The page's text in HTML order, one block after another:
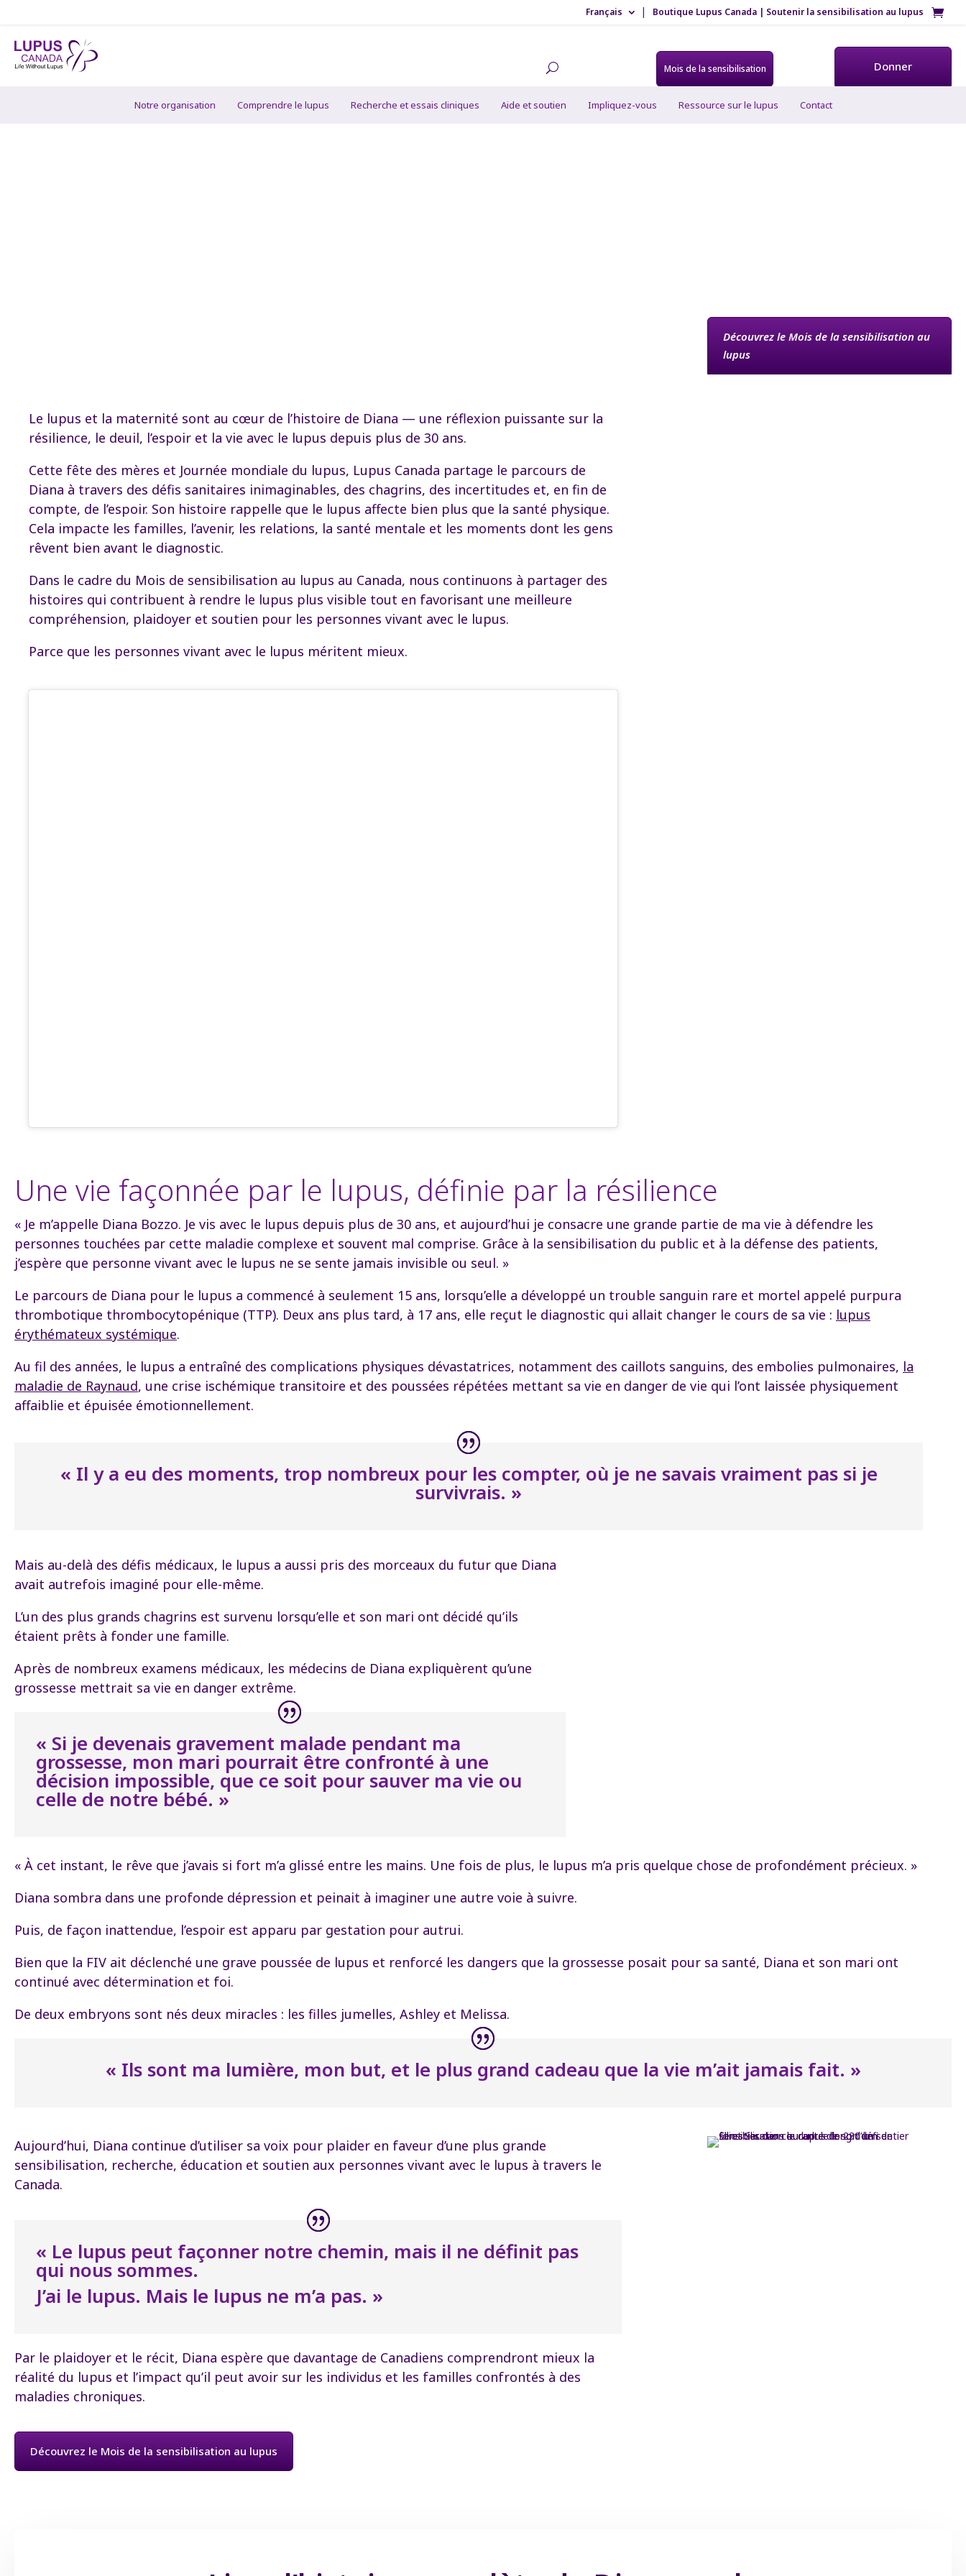
Français Boutique Lupus Canada | Soutenir la sensibilisation au lupus
Mois de la sensibilisation Donner
Notre organisation Comprendre le lupus Recherche et essais cliniques Aide et soutien Impliquez-vous Ressource sur le lupus Contact
Découvrez le Mois de la sensibilisation au
lupus
Le lupus et la maternité sont au cœur de l’histoire de Diana — une réflexion puissante sur la
résilience, le deuil, l’espoir et la vie avec le lupus depuis plus de 30 ans.
Cette fête des mères et Journée mondiale du lupus, Lupus Canada partage le parcours de
Diana à travers des défis sanitaires inimaginables, des chagrins, des incertitudes et, en fin de
compte, de l’espoir. Son histoire rappelle que le lupus affecte bien plus que la santé physique.
Cela impacte les familles, l’avenir, les relations, la santé mentale et les moments dont les gens
rêvent bien avant le diagnostic.
Dans le cadre du Mois de sensibilisation au lupus au Canada, nous continuons à partager des
histoires qui contribuent à rendre le lupus plus visible tout en favorisant une meilleure
compréhension, plaidoyer et soutien pour les personnes vivant avec le lupus.
Parce que les personnes vivant avec le lupus méritent mieux.
Une vie façonnée par le lupus, définie par la résilience
« Je m’appelle Diana Bozzo. Je vis avec le lupus depuis plus de 30 ans, et aujourd’hui je consacre une grande partie de ma vie à défendre les
personnes touchées par cette maladie complexe et souvent mal comprise. Grâce à la sensibilisation du public et à la défense des patients,
j’espère que personne vivant avec le lupus ne se sente jamais invisible ou seul. »
Le parcours de Diana pour le lupus a commencé à seulement 15 ans, lorsqu’elle a développé un trouble sanguin rare et mortel appelé purpura
thrombotique thrombocytopénique (TTP). Deux ans plus tard, à 17 ans, elle reçut le diagnostic qui allait changer le cours de sa vie : lupus
érythémateux systémique.
Au fil des années, le lupus a entraîné des complications physiques dévastatrices, notamment des caillots sanguins, des embolies pulmonaires, la
maladie de Raynaud, une crise ischémique transitoire et des poussées répétées mettant sa vie en danger de vie qui l’ont laissée physiquement
affaiblie et épuisée émotionnellement.
« Il y a eu des moments, trop nombreux pour les compter, où je ne savais vraiment pas si je
survivrais. »
Mais au-delà des défis médicaux, le lupus a aussi pris des morceaux du futur que Diana
avait autrefois imaginé pour elle-même.
L’un des plus grands chagrins est survenu lorsqu’elle et son mari ont décidé qu’ils
étaient prêts à fonder une famille.
Après de nombreux examens médicaux, les médecins de Diana expliquèrent qu’une
grossesse mettrait sa vie en danger extrême.
« Si je devenais gravement malade pendant ma
grossesse, mon mari pourrait être confronté à une
décision impossible, que ce soit pour sauver ma vie ou
celle de notre bébé. »
« À cet instant, le rêve que j’avais si fort m’a glissé entre les mains. Une fois de plus, le lupus m’a pris quelque chose de profondément précieux. »
Diana sombra dans une profonde dépression et peinait à imaginer une autre voie à suivre.
Puis, de façon inattendue, l’espoir est apparu par gestation pour autrui.
Bien que la FIV ait déclenché une grave poussée de lupus et renforcé les dangers que la grossesse posait pour sa santé, Diana et son mari ont
continué avec détermination et foi.
De deux embryons sont nés deux miracles : les filles jumelles, Ashley et Melissa.
« Ils sont ma lumière, mon but, et le plus grand cadeau que la vie m’ait jamais fait. »
Aujourd’hui, Diana continue d’utiliser sa voix pour plaider en faveur d’une plus grande
sensibilisation, recherche, éducation et soutien aux personnes vivant avec le lupus à travers le
Canada.
« Le lupus peut façonner notre chemin, mais il ne définit pas
qui nous sommes.
J’ai le lupus. Mais le lupus ne m’a pas. »
Par le plaidoyer et le récit, Diana espère que davantage de Canadiens comprendront mieux la
réalité du lupus et l’impact qu’il peut avoir sur les individus et les familles confrontés à des
maladies chroniques.
Découvrez le Mois de la sensibilisation au lupus